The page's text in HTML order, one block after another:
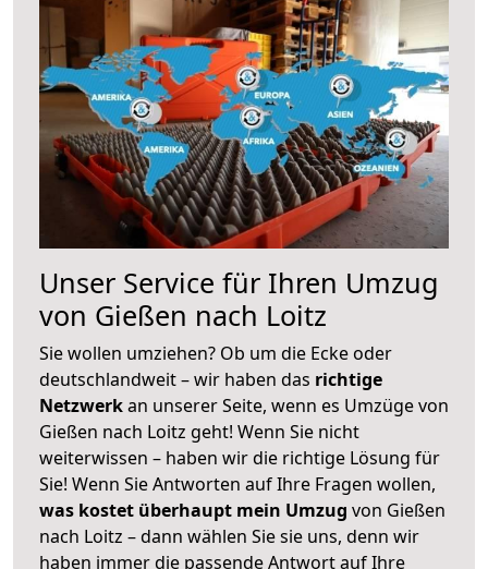
Unser Service für Ihren Umzug
von Gießen nach Loitz
Sie wollen umziehen? Ob um die Ecke oder
deutschlandweit – wir haben das richtige
Netzwerkan unserer Seite, wenn es Umzüge von
Gießen nach Loitz geht! Wenn Sie nicht
weiterwissen – haben wir die richtige Lösung für
Sie! Wenn Sie Antworten auf Ihre Fragen wollen,
was kostet überhaupt mein Umzug von Gießen
nach Loitz – dann wählen Sie sie uns, denn wir
haben immer die passende Antwort auf Ihre